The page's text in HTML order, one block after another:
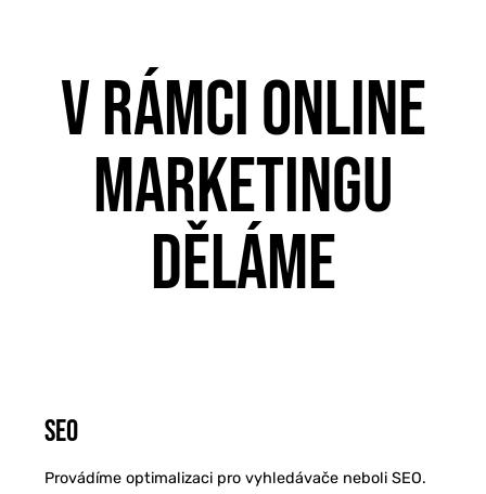
V RÁMCI ONLINE
MARKETINGU
DĚLÁME
SEO
Provádíme optimalizaci pro vyhledávače neboli SEO.